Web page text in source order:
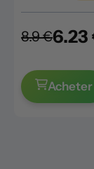
8.9 €6.23
Acheter